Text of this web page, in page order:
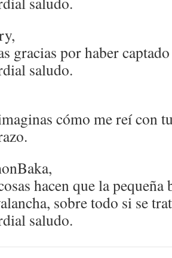
gracias por haber
saludo.
cómo me reí con
hacen que la
sobre todo si se
saludo.